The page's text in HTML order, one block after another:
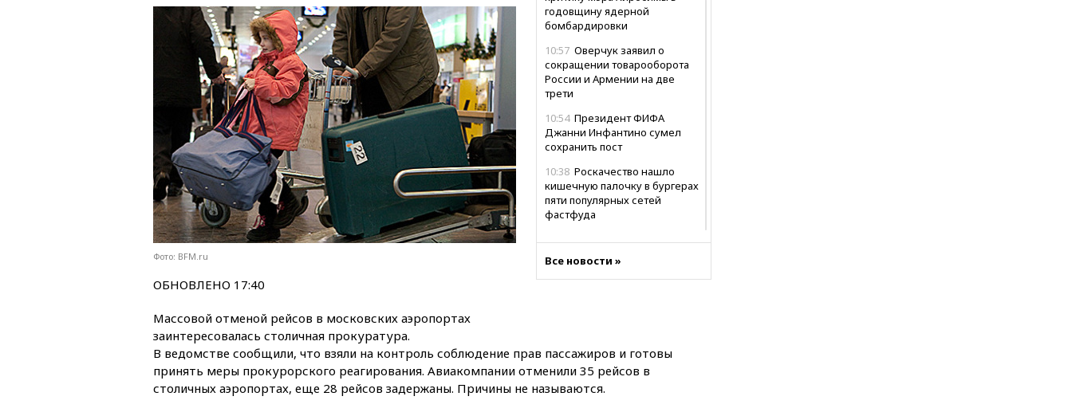
годовщину ядерной
бомбардировки
10:57 Оверчук заявил о
сокращении товарооборота
России и Армении на две
трети
10:54 Президент ФИФА
Джанни Инфантино сумел
сохранить пост
10:38 Роскачество нашло
кишечную палочку в бургерах
пяти популярных сетей
фастфуда
произошедшего с Cessna-182
отсутствие ракет для Patriot у
Украины приведет к
поражению Киева
Все новости »
Фото: BFM.ru
ОБНОВЛЕНО 17:40
Массовой отменой рейсов в московских аэропортах
заинтересовалась столичная прокуратура.
В ведомстве сообщили, что взяли на контроль соблюдение прав пассажиров и готовы
принять меры прокурорского реагирования. Авиакомпании отменили 35 рейсов в
столичных аэропортах, еще 28 рейсов задержаны. Причины не называются.